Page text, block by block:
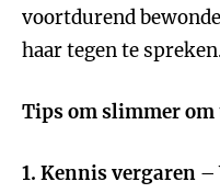
voortdurend
haar tegen te
Tips om slimmer om
1. Kennis vergaren –